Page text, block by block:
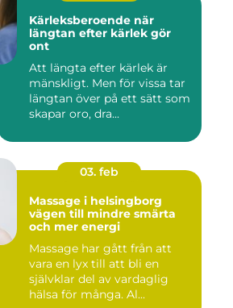
Kärleksberoende när
längtan efter kärlek gör
ont
Att längta efter kärlek är
mänskligt. Men för vissa tar
längtan över på ett sätt som
skapar oro, dra...
03. feb
Massage i helsingborg
vägen till mindre smärta
och mer energi
Massage har gått från att
vara en lyx till att bli en
självklar del av vardaglig
hälsa för många. Al...